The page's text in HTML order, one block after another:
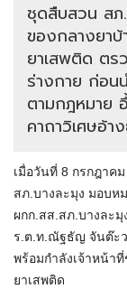
ชุดสืบสวน ส
ของกลางยา
ยาเสพติด ตร
ร่างกาย ก่อน
ตามกฎหมาย
คาถาวิเศษอ้า
เมื่อวันที่ 8 กรกฎาค
สภ.บางละมุง มอบห
ผกก.สส.สภ.บางละ
ร.ต.ท.ณัฐธัญ จันต๊ะว
พร้อมกำลังเจ้าหน้า
ยาเสพติด